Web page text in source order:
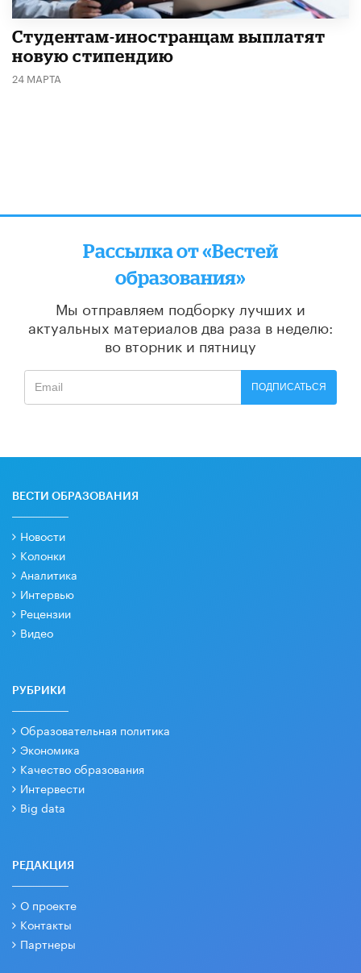
Студентам-иностранцам выплатят
новую стипендию
24 МАРТА
Рассылка от «Вестей
образования»
Мы отправляем подборку лучших и
актуальных материалов два раза в неделю:
во вторник и пятницу
ПОДПИСАТЬСЯ
ВЕСТИ ОБРАЗОВАНИЯ
Новости
Колонки
Аналитика
Интервью
Рецензии
Видео
РУБРИКИ
Образовательная политика
Экономика
Качество образования
Интервести
Big data
РЕДАКЦИЯ
О проекте
Контакты
Партнеры